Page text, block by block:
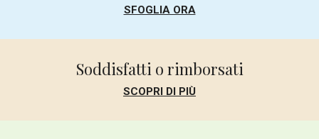
SFOGLIA ORA
Soddisfatti o rimborsati
SCOPRI DI PIÙ